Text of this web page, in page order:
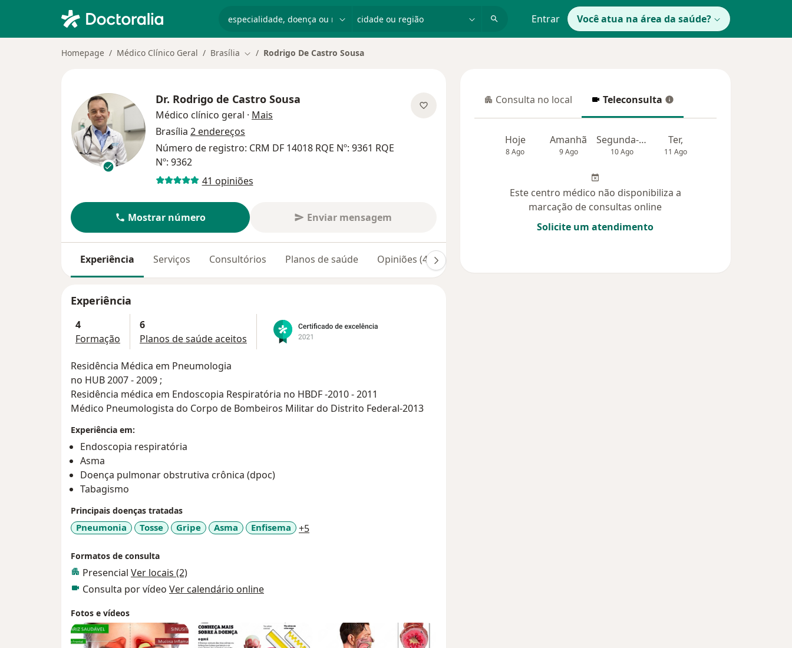
Entrar Você atua na área da saúde?
Homepage Médico Clínico Geral Brasília Mudar de cidade
Rodrigo De Castro Sousa
Dr. Rodrigo de Castro Sousa
Médico clínico geral · Mais
Brasília 2 endereços
Número de registro: CRM DF 14018 RQE Nº: 9361 RQE
Nº: 9362
41 opiniões
Mostrar número Enviar mensagem
Experiência Serviços Consultórios Planos de saúde Opiniões (41)
Experiência
4
Formação
6
Planos de saúde aceitos
Residência Médica em Pneumologia
no HUB 2007 - 2009 ;
Residência médica em Endoscopia Respiratória no HBDF -2010 - 2011
Médico Pneumologista do Corpo de Bombeiros Militar do Distrito Federal-2013
Experiência em:
Endoscopia respiratória
Asma
Doença pulmonar obstrutiva crônica (dpoc)
Tabagismo
Principais doenças tratadas
Pneumonia Tosse Gripe Asma Enfisema +5a11y_sr_more_diseases
Formatos de consulta
Presencial Ver locais (2)
Consulta por vídeo Ver calendário online
Fotos e vídeos
Consulta no local
Consulta no local Teleconsulta
Teleconsulta
Hoje
8 Ago
Amanhã
9 Ago
Segunda-feira
10 Ago
Ter,
11 Ago
Este centro médico não disponibiliza a
marcação de consultas online
Solicite um atendimento